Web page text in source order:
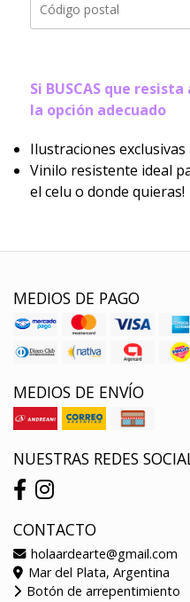
Si BUSCAS que resista
la opción adecuado
Ilustraciones exclusivas
Vinilo resistente ideal
el celu o donde quieras!
MEDIOS DE PAGO
MEDIOS DE ENVÍO
NUESTRAS REDES
CONTACTO
holaardearte@gmail.com
Mar del Plata, Argentina
Botón de arrepentimiento